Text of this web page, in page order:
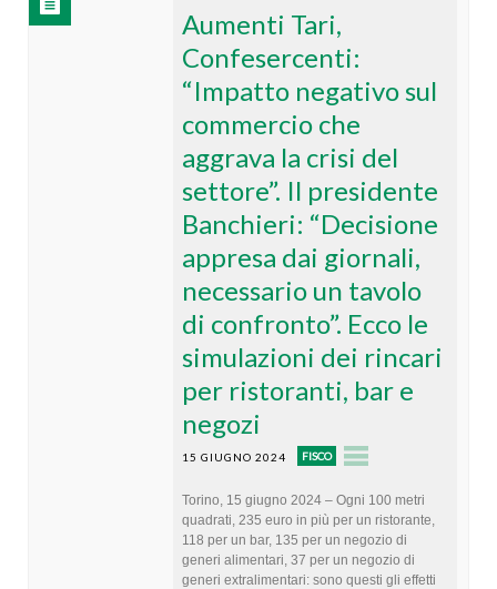
Aumenti Tari,
Confesercenti:
“Impatto negativo sul
commercio che
aggrava la crisi del
settore”. Il presidente
Banchieri: “Decisione
appresa dai giornali,
necessario un tavolo
di confronto”. Ecco le
simulazioni dei rincari
per ristoranti, bar e
negozi
15 GIUGNO 2024 FISCO
Torino, 15 giugno 2024 – Ogni 100 metri
quadrati, 235 euro in più per un ristorante,
118 per un bar, 135 per un negozio di
generi alimentari, 37 per un negozio di
generi extralimentari: sono questi gli effetti